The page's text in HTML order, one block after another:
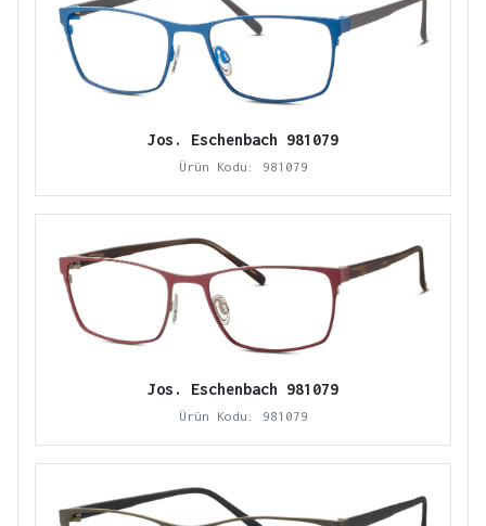
Jos. Eschenbach 981079
Ürün Kodu: 981079
Jos. Eschenbach 981079
Ürün Kodu: 981079